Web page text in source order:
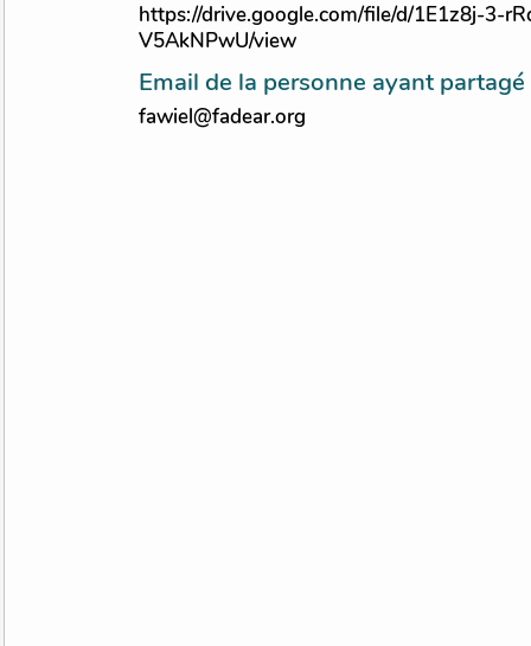
https://drive.google.com/file/d/1E1z8j-3-
V5AkNPwU/view
Email de la personne ayant
fawiel@fadear.org